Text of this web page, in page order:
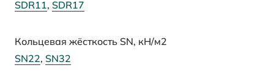
SDR11, SDR17
Кольцевая жёсткость SN, кН/м2
SN22, SN32